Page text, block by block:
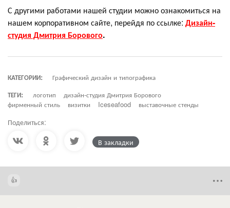
С другими работами нашей студии можно ознакомиться на
нашем корпоративном сайте, перейдя по ссылке: Дизайн-
студия Дмитрия Борового.
КАТЕГОРИИ:
Графический дизайн и типографика
ТЕГИ:
логотип
дизайн-студия Дмитрия Борового
фирменный стиль
визитки Iceseafood выставочные стенды
Поделиться:
В закладки